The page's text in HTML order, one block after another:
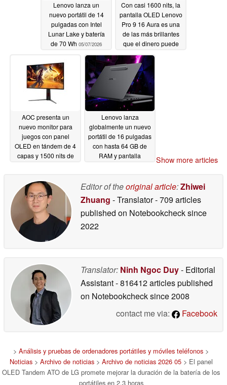
Lenovo lanza un
nuevo portátil de 14
pulgadas con Intel
Lunar Lake y batería
de 70 Wh 05/07/2026
Con casi 1600 nits, la
pantalla OLED Lenovo
Pro 9 16 Aura es una
de las más brillantes
que el dinero puede
05/06/2026
AOC presenta un
nuevo monitor para
juegos con panel
OLED en tándem de 4
capas y 1500 nits de
Lenovo lanza
globalmente un nuevo
portátil de 16 pulgadas
con hasta 64 GB de
RAM y pantalla
Show more articles
Editor of theoriginal article:Zhiwei
Zhuang - Translator- 709 articles
published on Notebookchecksince
2022
Translator: Ninh Ngoc Duy- Editorial
Assistant- 816412 articles published
on Notebookchecksince 2008
contact me via:
Facebook
> Análisis y pruebas de ordenadores portátiles y móviles teléfonos >
Noticias> Archivo de noticias> Archivo de noticias 2026 05> El panel
OLED Tandem ATO de LG promete mejorar la duración de la batería de los
portátiles en 2,3 horas